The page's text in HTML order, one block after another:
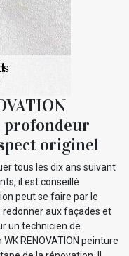
profondeur
originel
tous les dix ans suivant
il est conseillé
peut se faire par le
aux façades et
un technicien de
RENOVATION peinture